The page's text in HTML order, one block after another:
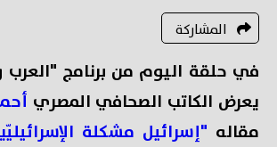
المشاركة
في حلقة اليوم من برنامج "العرب
يعرض الكاتب الصحافي المصري
مقاله "إسرائيل مشكلة